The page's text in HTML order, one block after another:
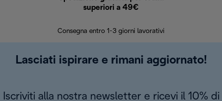
superiori a 49€
Consegna entro 1-3 giorni lavorativi
Lasciati ispirare e rimani aggiornato!
Iscriviti alla nostra newsletter e ricevi il 10% di